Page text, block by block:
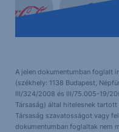
A jelen dokumentumban foglalt
(székhely: 1138 Budapest,
III/324/2008 és III/75.005-19/
Társaság) által hitelesnek
Társaság szavatosságot vagy
dokumentumban foglaltak nem